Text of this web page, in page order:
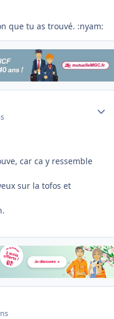
que tu as trouvé. :nyam:
car ca y ressemble
sur la tofos et